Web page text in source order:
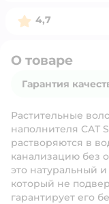
Рейтинг:
4,7
О товаре
Гарантия
Растительные
наполнителя CAT
растворяются в
канализацию без
это натуральный
который не
гарантирует его